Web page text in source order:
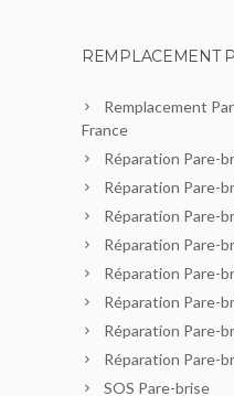
REMPLACEMENT
Remplacement
France
Réparation Pare-
Réparation Pare-
Réparation Pare-
Réparation Pare-
Réparation Pare-
Réparation Pare-
Réparation Pare-
Réparation Pare-
SOS Pare-brise